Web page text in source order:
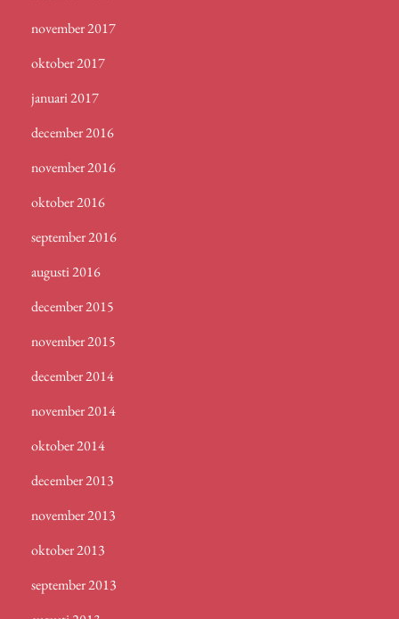
november 2017
oktober 2017
januari 2017
december 2016
november 2016
oktober 2016
september 2016
augusti 2016
december 2015
november 2015
december 2014
november 2014
oktober 2014
december 2013
november 2013
oktober 2013
september 2013